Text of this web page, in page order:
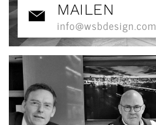
MAILEN
info@wsbdesign.com